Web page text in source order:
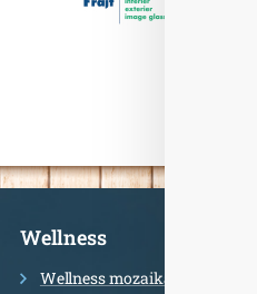
Informace
Wellness
Wellness mozaika